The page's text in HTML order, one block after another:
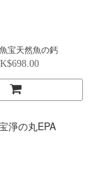
宝天然魚の鈣